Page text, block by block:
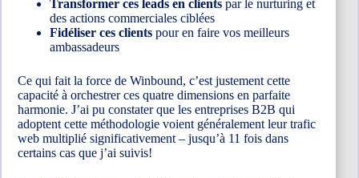
Transformer ces leads en clients par le nurturing et
des actions commerciales ciblées
Fidéliser ces clients pour en faire vos meilleurs
ambassadeurs
Ce qui fait la force de Winbound, c’est justement cette
capacité à orchestrer ces quatre dimensions en parfaite
harmonie. J’ai pu constater que les entreprises B2B qui
adoptent cette méthodologie voient généralement leur trafic
web multiplié significativement – jusqu’à 11 fois dans
certains cas que j’ai suivis!